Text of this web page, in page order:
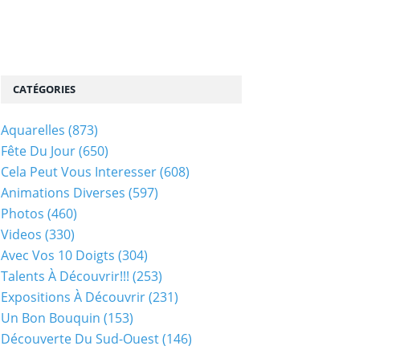
CATÉGORIES
Aquarelles (873)
Fête Du Jour(650)
Cela Peut Vous Interesser(608)
Animations Diverses (597)
Photos (460)
Videos (330)
Avec Vos 10 Doigts (304)
Talents À Découvrir!!! (253)
Expositions À Découvrir(231)
Un Bon Bouquin (153)
Découverte Du Sud-Ouest(146)